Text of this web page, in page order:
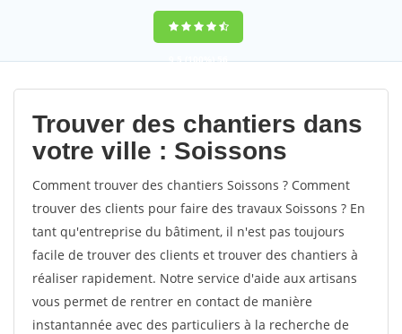
9,5(100%)56
votes
Trouver des chantiers dans
votre ville : Soissons
Comment trouver des chantiers Soissons ? Comment
trouver des clients pour faire des travaux Soissons ? En
tant qu'entreprise du bâtiment, il n'est pas toujours
facile de trouver des clients et trouver des chantiers à
réaliser rapidement. Notre service d'aide aux artisans
vous permet de rentrer en contact de manière
instantannée avec des particuliers à la recherche de